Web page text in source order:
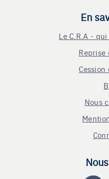
En
Le C.R.A -
Reprise
Nous